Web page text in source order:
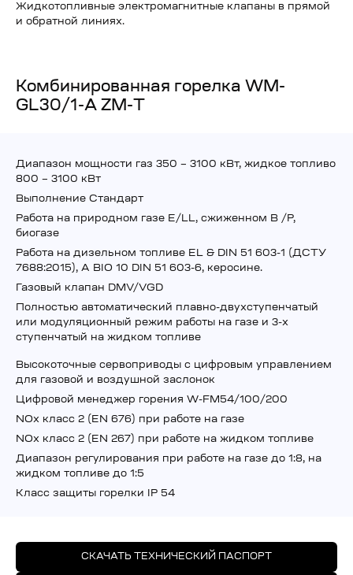
Жидкотопливные электромагнитные клапаны в прямой
и обратной линиях.
Комбинированная горелка WM-
GL30/1-A ZM-T
Диапазон мощности газ 350 – 3100 кВт, жидкое топливо
800 – 3100 кВт
Выполнение Стандарт
Работа на природном газе E/LL, сжиженном B /P,
биогазе
Работа на дизельном топливе EL & DIN 51 603-1 (ДСТУ
7688:2015), А BIO 10 DIN 51 603-6, керосине.
Газовый клапан DMV/VGD
Полностью автоматический плавно-двухступенчатый
или модуляционный режим работы на газе и 3-х
ступенчатый на жидком топливе
Высокоточные сервоприводы с цифровым управлением
для газовой и воздушной заслонок
Цифровой менеджер горения W-FM54/100/200
NOx класс 2 (EN 676) при работе на газе
NOx класс 2 (EN 267) при работе на жидком топливе
Диапазон регулирования при работе на газе до 1:8, на
жидком топливе до 1:5
Класс защиты горелки IP 54
СКАЧАТЬ ТЕХНИЧЕСКИЙ ПАСПОРТ